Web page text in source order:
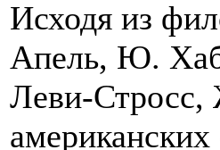
Исходя из
Апель, Ю.
Леви-Стросс,